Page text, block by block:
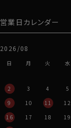
営業日カレンダー
2026/08
日 月 火 水
2
3 4 5
9
10 11 12
16
17 18 19